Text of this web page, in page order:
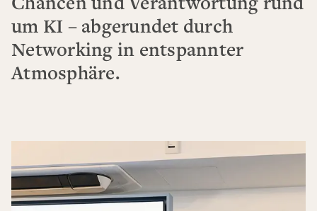
um KI – abgerundet durch
Networking in entspannter
Atmosphäre.